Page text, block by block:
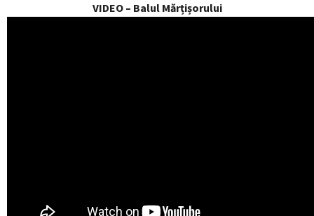
VIDEO – Balul Mărțișorului